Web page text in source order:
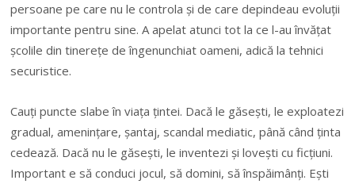
persoane pe care nu le controla și de care depindeau evoluții
importante pentru sine. A apelat atunci tot la ce l-au învățat
școlile din tinerețe de îngenunchiat oameni, adică la tehnici
securistice.
Cauți puncte slabe în viața țintei. Dacă le găsești, le exploatezi
gradual, amenințare, șantaj, scandal mediatic, până când ținta
cedează. Dacă nu le găsești, le inventezi și lovești cu ficțiuni.
Important e să conduci jocul, să domini, să înspăimânți. Ești